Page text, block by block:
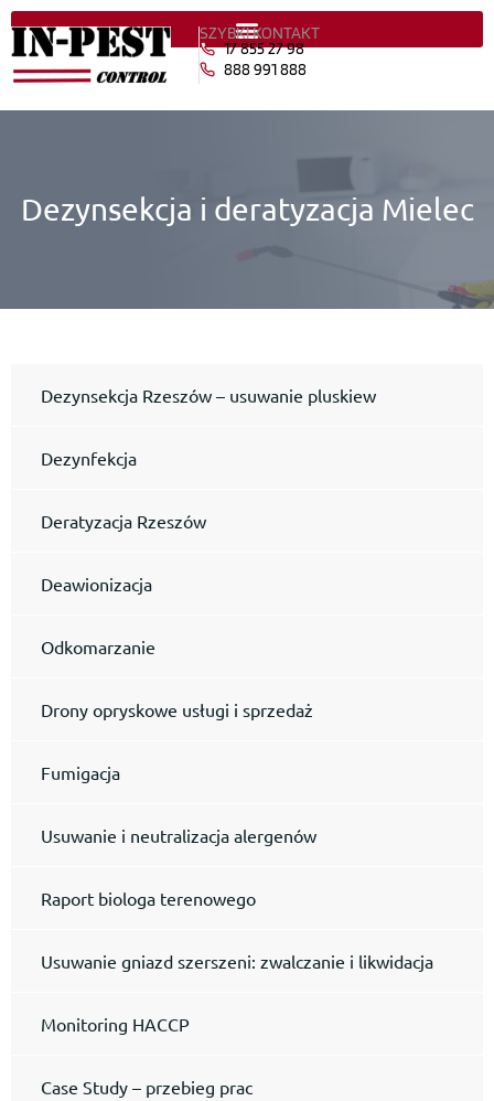
SZYBKI KONTAKT
17 855 27 98
888 991 888
Dezynsekcja i deratyzacja Mielec
Dezynsekcja Rzeszów – usuwanie pluskiew
Dezynfekcja
Deratyzacja Rzeszów
Deawionizacja
Odkomarzanie
Drony opryskowe usługi i sprzedaż
Fumigacja
Usuwanie i neutralizacja alergenów
Raport biologa terenowego
Usuwanie gniazd szerszeni: zwalczanie i likwidacja
Monitoring HACCP
Case Study – przebieg prac